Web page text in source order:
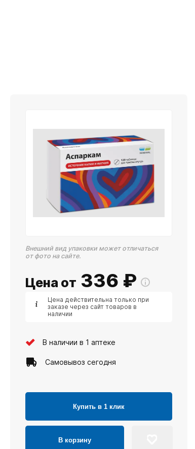
Внешний вид упаковки может отличаться
от фото на сайте.
Цена от 336 ₽
Цена действительна только при
заказе через сайт товаров в
наличии
В наличии в 1 аптеке
Самовывоз сегодня
Купить в 1 клик
В корзину